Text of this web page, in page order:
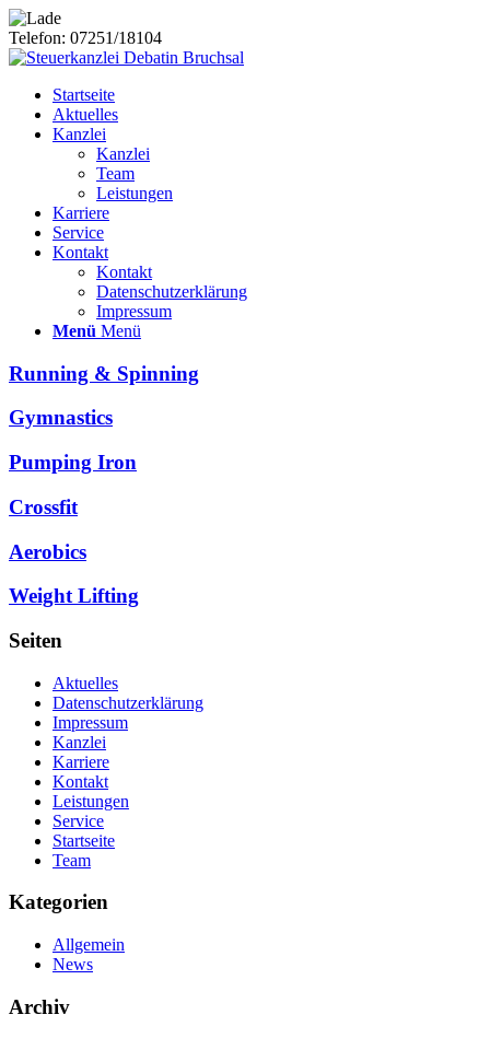
Telefon: 07251/18104
Startseite
Aktuelles
Kanzlei
Kanzlei
Team
Leistungen
Karriere
Service
Kontakt
Kontakt
Datenschutzerklärung
Impressum
Menü Menü
Running & Spinning
Gymnastics
Pumping Iron
Crossfit
Aerobics
Weight Lifting
Seiten
Aktuelles
Datenschutzerklärung
Impressum
Kanzlei
Karriere
Kontakt
Leistungen
Service
Startseite
Team
Kategorien
Allgemein
News
Archiv